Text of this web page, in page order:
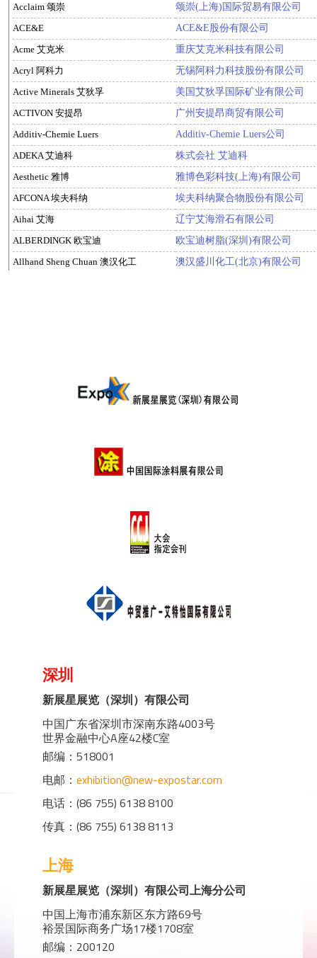
深圳
新展星展览（深圳）有限公司
中国广东省深圳市深南东路4003号
世界金融中心A座42楼C室
邮编：518001
电邮： exhibition@new-expostar.com
电话：(86 755) 6138 8100
传真：(86 755) 6138 8113
上海
新展星展览（深圳）有限公司上海分公司
中国上海市浦东新区东方路69号
裕景国际商务广场17楼1708室
邮编：200120